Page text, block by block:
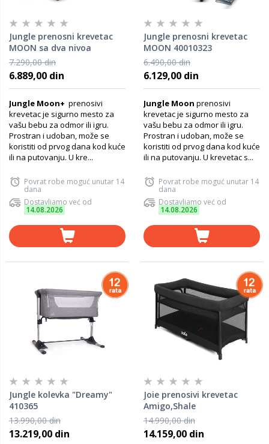
Jungle prenosni krevetac
MOON sa dva nivoa
40010334
7.290,00 din
6.889,00 din
Jungle Moon+ prenosivi
krevetac je sigurno mesto za
vašu bebu za odmor ili igru.
Prostran i udoban, može se
koristiti od prvog dana kod kuće
ili na putovanju. U kre...
Povrat robe moguć unutar 14
dana
Dostavljamo već od
14.08.2026
Jungle prenosni krevetac
MOON 40010323
6.490,00 din
6.129,00 din
Jungle Moon prenosivi
krevetac je sigurno mesto za
vašu bebu za odmor ili igru.
Prostran i udoban, može se
koristiti od prvog dana kod kuće
ili na putovanju. U krevetac s...
Povrat robe moguć unutar 14
dana
Dostavljamo već od
14.08.2026
Jungle kolevka "Dreamy"
410365
13.990,00 din
13.219,00 din
Joie prenosivi krevetac
Amigo,Shale
14.990,00 din
14.159,00 din